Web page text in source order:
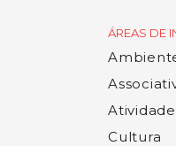
ÁREAS DE
Cultura